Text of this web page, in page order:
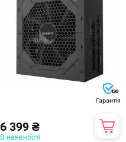
120
Гарантія
6 399 ₴
В наявності